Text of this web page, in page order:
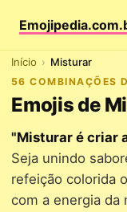
Início Misturar
56 COMBINAÇÕES
Emojis de
"Misturar é criar
Seja unindo
refeição colorida
com a energia da